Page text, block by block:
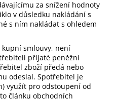
za snížení hodnoty
v důsledku nakládání s
s ním nakládat s ohledem
smlouvy, není
přijaté peněžní
zboží předá nebo
odeslal. Spotřebitel je
využít pro odstoupení od
článku obchodních